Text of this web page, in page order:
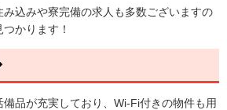
込みや寮完備の求人も多数ございますの
かります！
品が充実しており、Wi-Fi付きの物件も用